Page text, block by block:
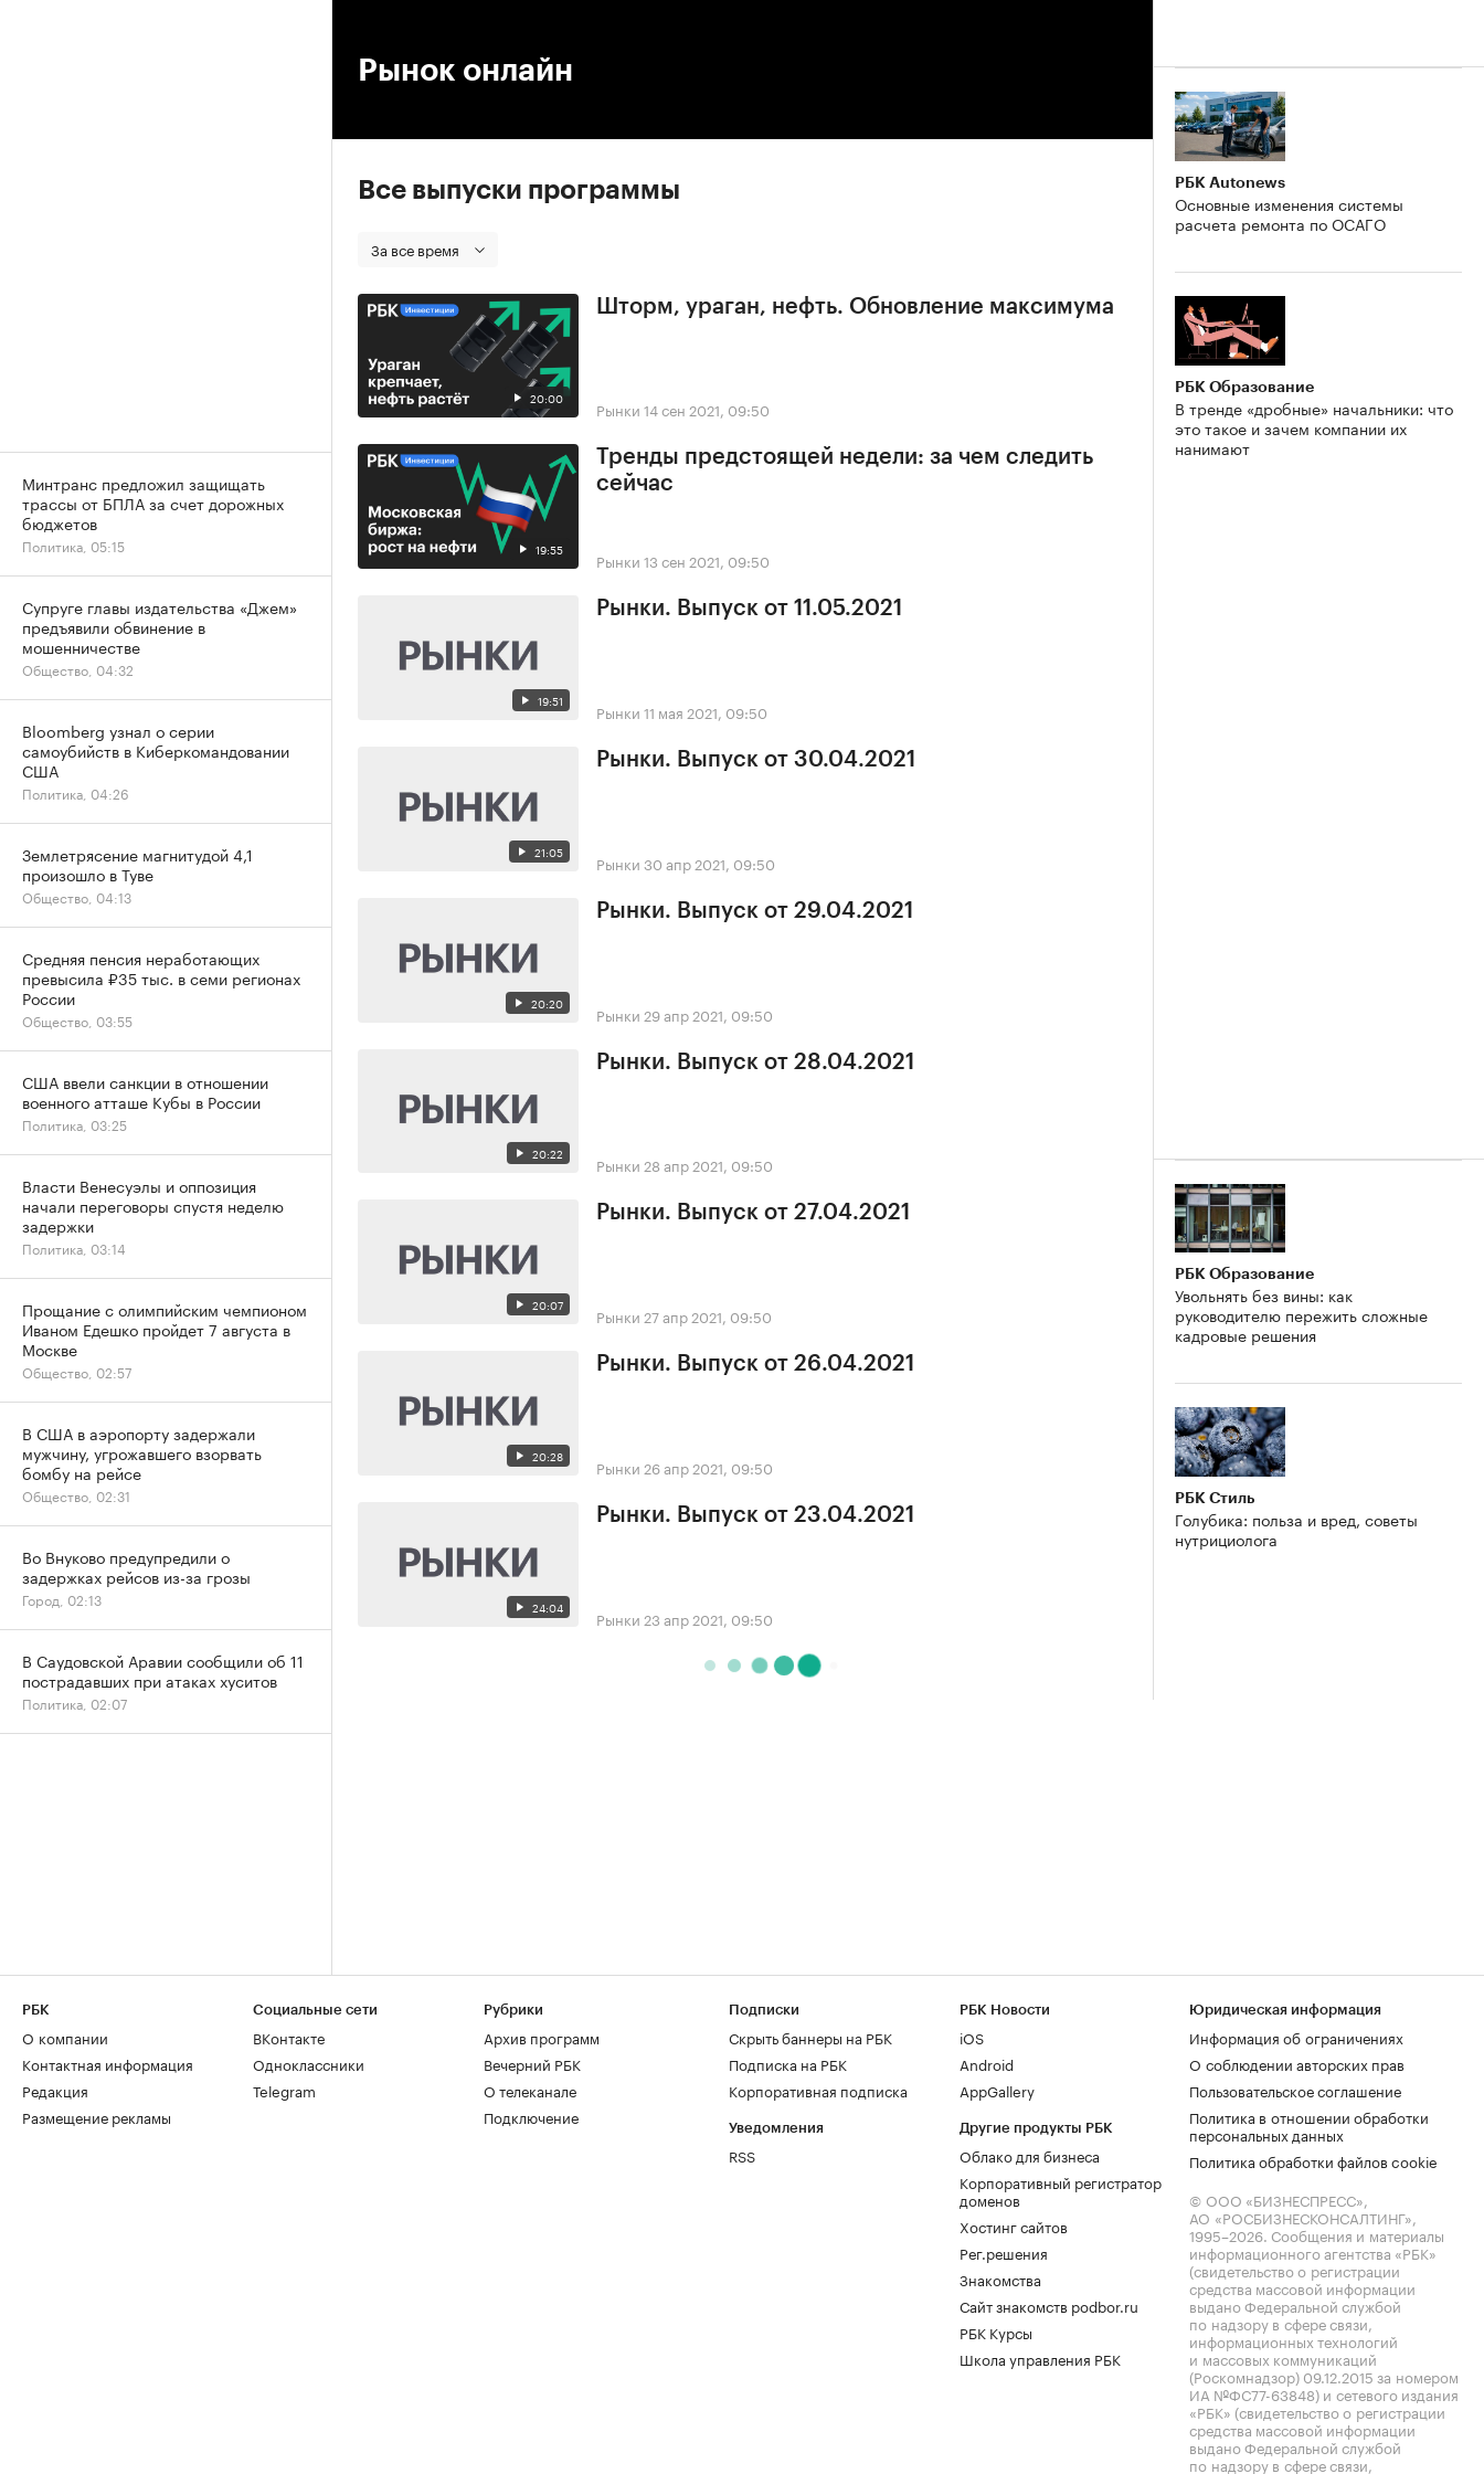
Рынок онлайн
Все выпуски программы
За все время
20:00
Шторм, ураган, нефть. Обновление максимума
Рынки 14 сен 2021, 09:50
19:55
Тренды предстоящей недели: за чем следить
сейчас
Рынки 13 сен 2021, 09:50
19:51
Рынки. Выпуск от 11.05.2021
Рынки 11 мая 2021, 09:50
21:05
Рынки. Выпуск от 30.04.2021
Рынки 30 апр 2021, 09:50
20:20
Рынки. Выпуск от 29.04.2021
Рынки 29 апр 2021, 09:50
20:22
Рынки. Выпуск от 28.04.2021
Рынки 28 апр 2021, 09:50
20:07
Рынки. Выпуск от 27.04.2021
Рынки 27 апр 2021, 09:50
20:28
Рынки. Выпуск от 26.04.2021
Рынки 26 апр 2021, 09:50
24:04
Рынки. Выпуск от 23.04.2021
Рынки 23 апр 2021, 09:50
РБК Autonews
Основные изменения системы
расчета ремонта по ОСАГО
РБК Образование
В тренде «дробные» начальники: что
это такое и зачем компании их
нанимают
РБК Образование
Увольнять без вины: как
руководителю пережить сложные
кадровые решения
РБК Стиль
Голубика: польза и вред, советы
нутрициолога
Минтранс предложил защищать
трассы от БПЛА за счет дорожных
бюджетов
Политика, 05:15
Супруге главы издательства «Джем»
предъявили обвинение в
мошенничестве
Общество, 04:32
Bloomberg узнал о серии
самоубийств в Киберкомандовании
США
Политика, 04:26
Землетрясение магнитудой 4,1
произошло в Туве
Общество, 04:13
Средняя пенсия неработающих
превысила ₽35 тыс. в семи регионах
России
Общество, 03:55
США ввели санкции в отношении
военного атташе Кубы в России
Политика, 03:25
Власти Венесуэлы и оппозиция
начали переговоры спустя неделю
задержки
Политика, 03:14
Прощание с олимпийским чемпионом
Иваном Едешко пройдет 7 августа в
Москве
Общество, 02:57
В США в аэропорту задержали
мужчину, угрожавшего взорвать
бомбу на рейсе
Общество, 02:31
Во Внуково предупредили о
задержках рейсов из-за грозы
Город, 02:13
В Саудовской Аравии сообщили об 11
пострадавших при атаках хуситов
Политика, 02:07
РБК
О компании
Контактная информация
Редакция
Размещение рекламы
Социальные сети
ВКонтакте
Одноклассники
Telegram
Рубрики
Архив программ
Вечерний РБК
О телеканале
Подключение
Подписки
Скрыть баннеры на РБК
Подписка на РБК
Корпоративная подписка
Уведомления
RSS
РБК Новости
iOS
Android
AppGallery
Другие продукты РБК
Облако для бизнеса
Корпоративный регистратор
доменов
Хостинг сайтов
Рег.решения
Знакомства
Сайт знакомств podbor.ru
РБК Курсы
Школа управления РБК
Юридическая информация
Информация об ограничениях
О соблюдении авторских прав
Пользовательское соглашение
Политика в отношении обработки
персональных данных
Политика обработки файлов cookie
© ООО «БИЗНЕСПРЕСС»,
АО «РОСБИЗНЕСКОНСАЛТИНГ»,
1995–2026. Сообщения и материалы
информационного агентства «РБК»
(свидетельство о регистрации
средства массовой информации
выдано Федеральной службой
по надзору в сфере связи,
информационных технологий
и массовых коммуникаций
(Роскомнадзор) 09.12.2015 за номером
ИА №ФС77-63848) и сетевого издания
«РБК» (свидетельство о регистрации
средства массовой информации
выдано Федеральной службой
по надзору в сфере связи,